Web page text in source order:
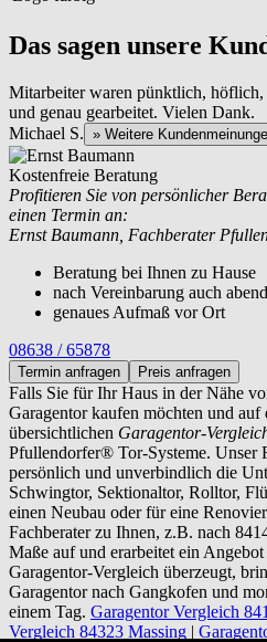
Das sagen unsere
Mitarbeiter waren pünktlich, höflich,
und genau gearbeitet. Vielen Dank.
Michael S. » Weitere
Kostenfreie Beratung
Profitieren Sie von persönlicher
einen Termin an:
Ernst Baumann, Fachberater
Beratung bei Ihnen zu Hause
nach Vereinbarung auch
genaues Aufmaß vor Ort
08638 / 65878
Termin anfragen Preis anfragen
Falls Sie für Ihr Haus in der Nähe
Garagentor kaufen möchten und auf
übersichtlichen Garagentor-
Pfullendorfer® Tor-Systeme. Unser
persönlich und unverbindlich die
Schwingtor, Sektionaltor, Rolltor,
einen Neubau oder für eine
Fachberater zu Ihnen, z.B. nach
Maße auf und erarbeitet ein
Garagentor-Vergleich überzeugt,
Garagentor nach Gangkofen und
einem Tag. Garagentor Vergleich
Vergleich 84323 Massing |